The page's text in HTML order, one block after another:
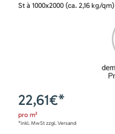
St à 1000x2000 (ca. 2,16 kg/qm)
22,61€*
pro m²
*inkl. MwSt zzgl. Versand